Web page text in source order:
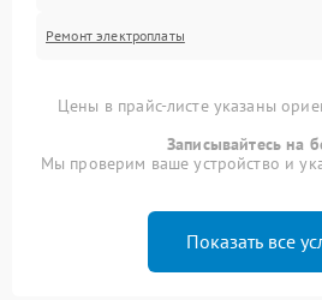
Ремонт электроплаты
Цены в прайс-листе указаны
Записывайтесь на
Мы проверим ваше устройство и
Показать все